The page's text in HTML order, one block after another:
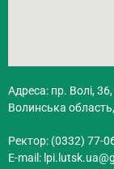
Адреса: пр. Волі,
Волинська
Ректор: (0332) 77-
E-mail: